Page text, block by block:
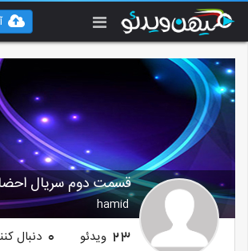
قسمت دوم سریال
hamid
23 ویدئو 0 دنبال